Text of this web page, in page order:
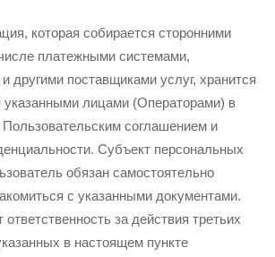
которая собирается сторонними
платежными системами,
другими поставщиками услуг, хранится
указанными лицами (Операторами) в
Пользовательским соглашением и
Субъект персональных
обязан самостоятельно
с указанными документами.
за действия третьих
в настоящем пункте